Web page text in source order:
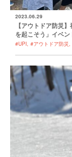
2023.06.29
【アウトドア防災
を起こそう」イベン
#UPI #アウトドア防災